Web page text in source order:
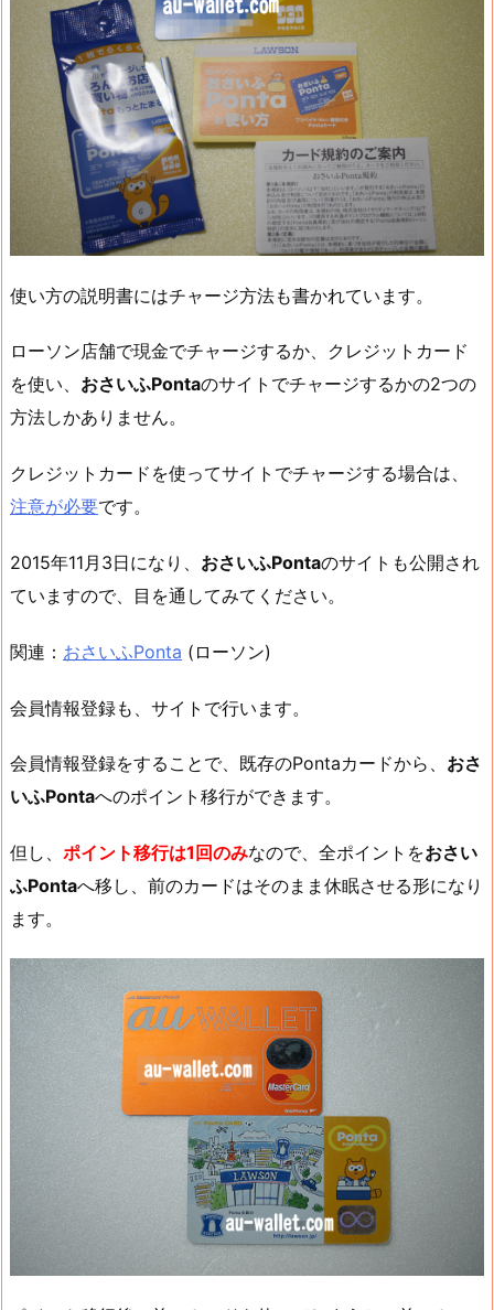
使い方の説明書にはチャージ方法も書かれています。
ローソン店舗で現金でチャージするか、クレジットカード
を使い、 おさいふPontaのサイトでチャージするかの2つの
方法しかありません。
クレジットカードを使ってサイトでチャージする場合は、
注意が必要です。
2015年11月3日になり、 おさいふPontaのサイトも公開され
ていますので、目を通してみてください。
関連： おさいふPonta (ローソン)
会員情報登録も、サイトで行います。
会員情報登録をすることで、既存のPontaカードから、 おさ
いふPontaへのポイント移行ができます。
但し、 ポイント移行は1回のみなので、全ポイントをおさい
ふPontaへ移し、前のカードはそのまま休眠させる形になり
ます。